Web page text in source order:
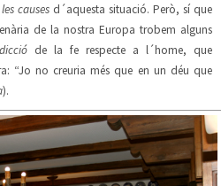
les causesd´aquesta situació. Però, sí que
de la nostra Europa trobem alguns
de la fe respecte a l´home, que
“Jo no creuria més que en un déu que
).